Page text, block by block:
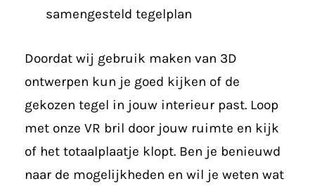
samengesteld tegelplan
Doordat wij gebruik maken van 3D
ontwerpen kun je goed kijken of de
gekozen tegel in jouw interieur past. Loop
met onze VR bril door jouw ruimte en kijk
of het totaalplaatje klopt. Ben je benieuwd
naar de mogelijkheden en wil je weten wat